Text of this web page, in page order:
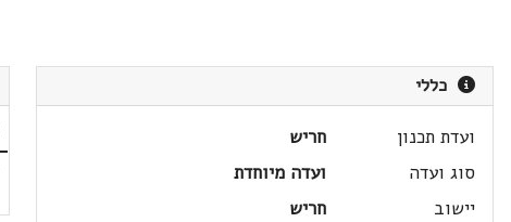
כללי
ועדת תכנון
חריש
סוג ועדה
ועדה מיוחדת
יישוב
חריש